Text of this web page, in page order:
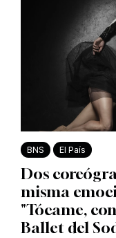
BNS El País
Dos
misma
"Tócame,
Ballet del